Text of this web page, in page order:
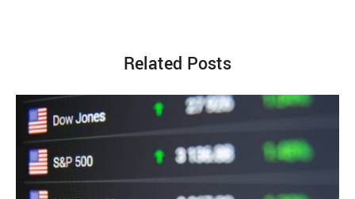
Related Posts